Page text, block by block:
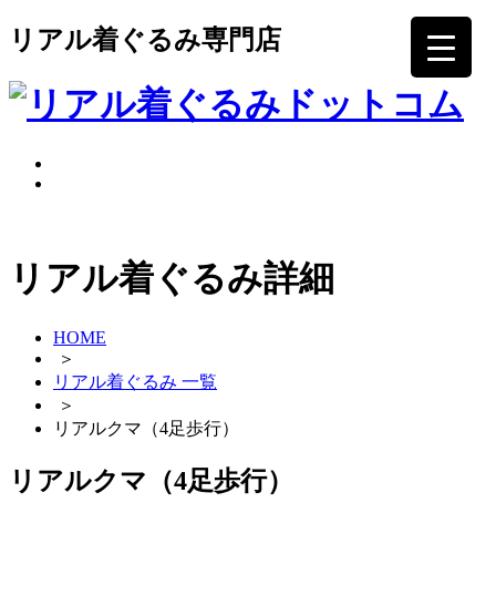
コ
ン
テ
ン
リアル着ぐるみ専門店
リアル着ぐるみ詳細
HOME
＞
リアル着ぐるみ 一覧
＞
リアルクマ（4足歩行）
リアルクマ（4足歩行）